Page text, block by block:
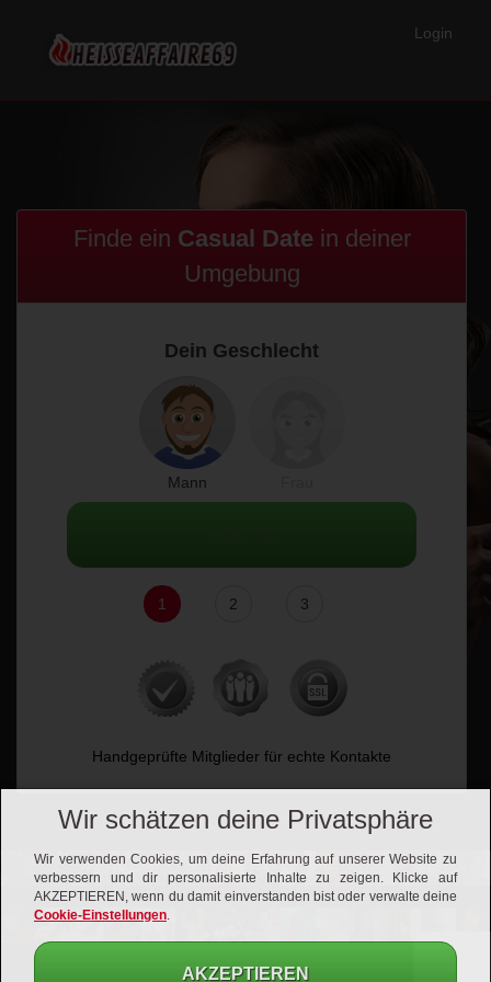
Login
Finde ein Casual Date in deiner
Umgebung
Dein Geschlecht
Mann
1 2 3
Handgeprüfte Mitglieder für echte Kontakte
Wir schätzen deine Privatsphäre
Wir verwenden Cookies, um deine Erfahrung auf unserer Website zu
verbessern und dir personalisierte Inhalte zu zeigen. Klicke auf
AKZEPTIEREN, wenn du damit einverstanden bist oder verwalte deine
Cookie-Einstellungen.
AKZEPTIEREN